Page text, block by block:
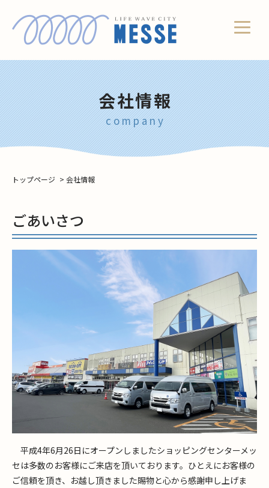
会社情報
company
トップページ > 会社情報
ごあいさつ
平成4年6月26日にオープンしましたショッピングセンターメッ
セは多数のお客様にご来店を頂いております。ひとえにお客様の
ご信頼を頂き、お越し頂きました賜物と心から感謝申し上げま